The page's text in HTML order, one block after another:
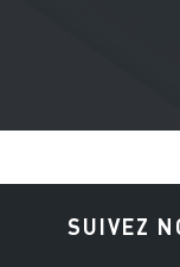
SUIVEZ